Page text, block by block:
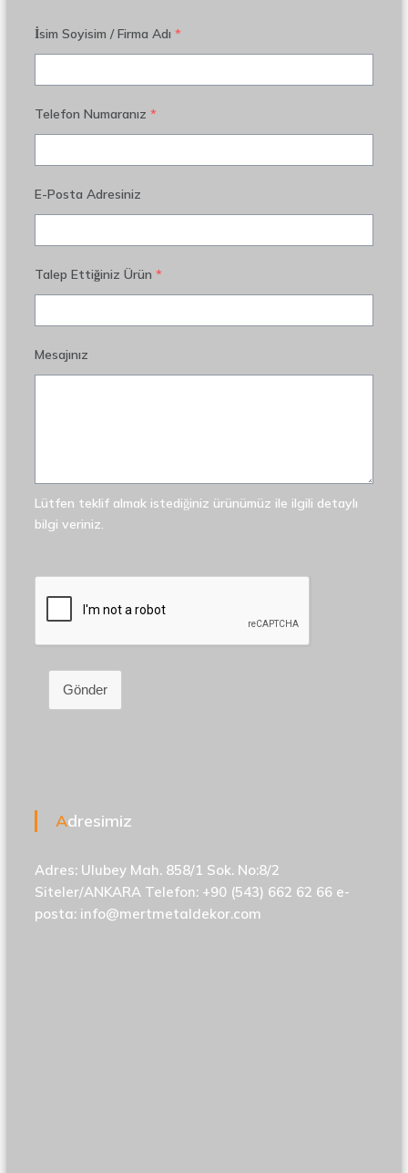
İsim Soyisim / Firma Adı *
Telefon Numaranız *
E-Posta Adresiniz
Talep Ettiğiniz Ürün *
Mesajınız
Lütfen teklif almak istediğiniz ürünümüz ile ilgili detaylı
bilgi veriniz.
Gönder
Adresimiz
Adres: Ulubey Mah. 858/1 Sok. No:8/2
Siteler/ANKARA Telefon: +90 (543) 662 62 66 e-
posta: info@mertmetaldekor.com